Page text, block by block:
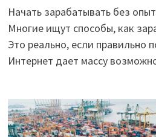
Начать зарабатывать без
Многие ищут способы, как
Это реально, если правильно
Интернет дает массу